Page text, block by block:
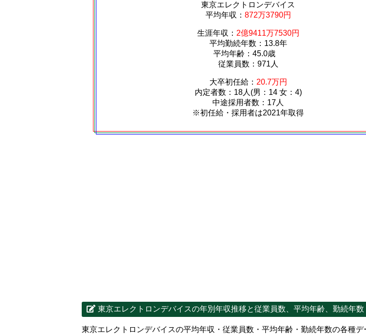
東京エレクトロンデバイス
平均年収： 872万3790円
生涯年収： 2億9411万7530円
平均勤続年数：13.8年
平均年齢：45.0歳
従業員数：971人
大卒初任給： 20.7万円
内定者数：18人(男：14 女：4)
中途採用者数：17人
※初任給・採用者は2021年取得
東京エレクトロンデバイスの年別年収推移と従業員数、平均年齢、勤続年数
東京エレクトロンデバイスの平均年収・従業員数・平均年齢・勤続年数の各種デ